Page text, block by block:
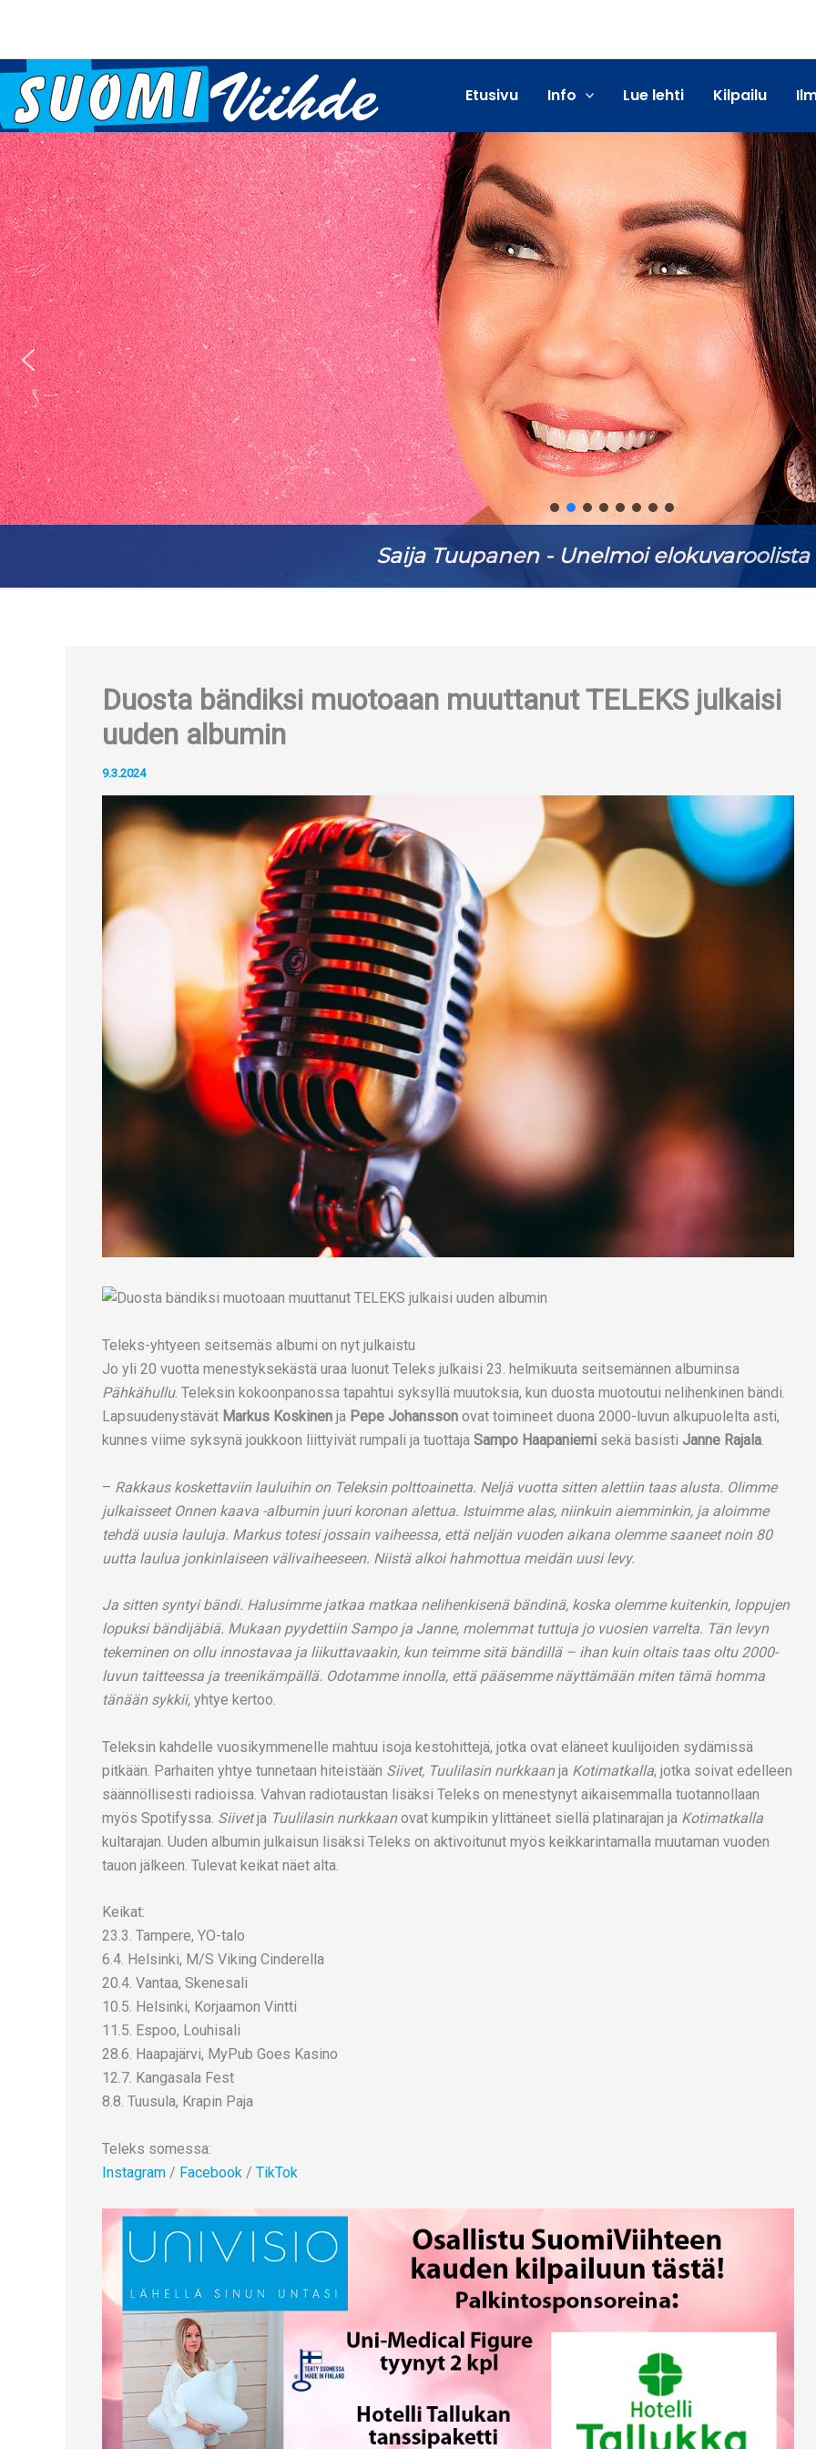
Etusivu Info Lue lehti Kilpailu
Saija Tuupanen - Unelmoi elokuvaroolista
Duosta bändiksi muotoaan muuttanut TELEKS julkaisi
uuden albumin
9.3.2024
Teleks-yhtyeen seitsemäs albumi on nyt julkaistu
Jo yli 20 vuotta menestyksekästä uraa luonut Teleks julkaisi 23. helmikuuta seitsemännen albuminsa
Pähkähullu. Teleksin kokoonpanossa tapahtui syksyllä muutoksia, kun duosta muotoutui nelihenkinen bändi.
Lapsuudenystävät Markus Koskinen ja Pepe Johansson ovat toimineet duona 2000-luvun alkupuolelta asti,
kunnes viime syksynä joukkoon liittyivät rumpali ja tuottaja Sampo Haapaniemi sekä basisti Janne Rajala.
– Rakkaus koskettaviin lauluihin on Teleksin polttoainetta. Neljä vuotta sitten alettiin taas alusta. Olimme
julkaisseet Onnen kaava -albumin juuri koronan alettua. Istuimme alas, niinkuin aiemminkin, ja aloimme
tehdä uusia lauluja. Markus totesi jossain vaiheessa, että neljän vuoden aikana olemme saaneet noin 80
uutta laulua jonkinlaiseen välivaiheeseen. Niistä alkoi hahmottua meidän uusi levy.
Ja sitten syntyi bändi. Halusimme jatkaa matkaa nelihenkisenä bändinä, koska olemme kuitenkin, loppujen
lopuksi bändijäbiä. Mukaan pyydettiin Sampo ja Janne, molemmat tuttuja jo vuosien varrelta. Tän levyn
tekeminen on ollu innostavaa ja liikuttavaakin, kun teimme sitä bändillä – ihan kuin oltais taas oltu 2000-
luvun taitteessa ja treenikämpällä. Odotamme innolla, että pääsemme näyttämään miten tämä homma
tänään sykkii, yhtye kertoo.
Teleksin kahdelle vuosikymmenelle mahtuu isoja kestohittejä, jotka ovat eläneet kuulijoiden sydämissä
pitkään. Parhaiten yhtye tunnetaan hiteistään Siivet, Tuulilasin nurkkaanja Kotimatkalla, jotka soivat edelleen
säännöllisesti radioissa. Vahvan radiotaustan lisäksi Teleks on menestynyt aikaisemmalla tuotannollaan
myös Spotifyssa. Siivetja Tuulilasin nurkkaanovat kumpikin ylittäneet siellä platinarajan ja Kotimatkalla
kultarajan. Uuden albumin julkaisun lisäksi Teleks on aktivoitunut myös keikkarintamalla muutaman vuoden
tauon jälkeen. Tulevat keikat näet alta.
Keikat:
23.3. Tampere, YO-talo
6.4. Helsinki, M/S Viking Cinderella
20.4. Vantaa, Skenesali
10.5. Helsinki, Korjaamon Vintti
11.5. Espoo, Louhisali
28.6. Haapajärvi, MyPub Goes Kasino
12.7. Kangasala Fest
8.8. Tuusula, Krapin Paja
Teleks somessa:
Instagram / Facebook / TikTok